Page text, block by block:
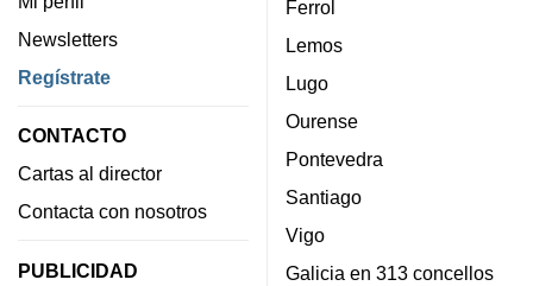
Newsletters
Regístrate
CONTACTO
Cartas al director
Contacta con nosotros
PUBLICIDAD
Ferrol
Lemos
Lugo
Ourense
Pontevedra
Santiago
Vigo
Galicia en 313 concellos